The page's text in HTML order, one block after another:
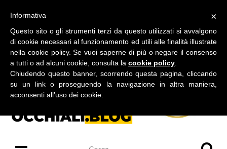
BLOG SU OCCHIALI DA SOLE E OCCHIALI DA VISTA
×
Informativa
Questo sito o gli strumenti terzi da questo utilizzati si avvalgono
di cookie necessari al funzionamento ed utili alle finalità illustrate
nella cookie policy. Se vuoi saperne di più o negare il consenso
a tutti o ad alcuni cookie, consulta la cookie policy
Chiudendo questo banner, scorrendo questa pagina, cliccando
su un link o proseguendo la navigazione in altra maniera,
acconsenti all’uso dei cookie.